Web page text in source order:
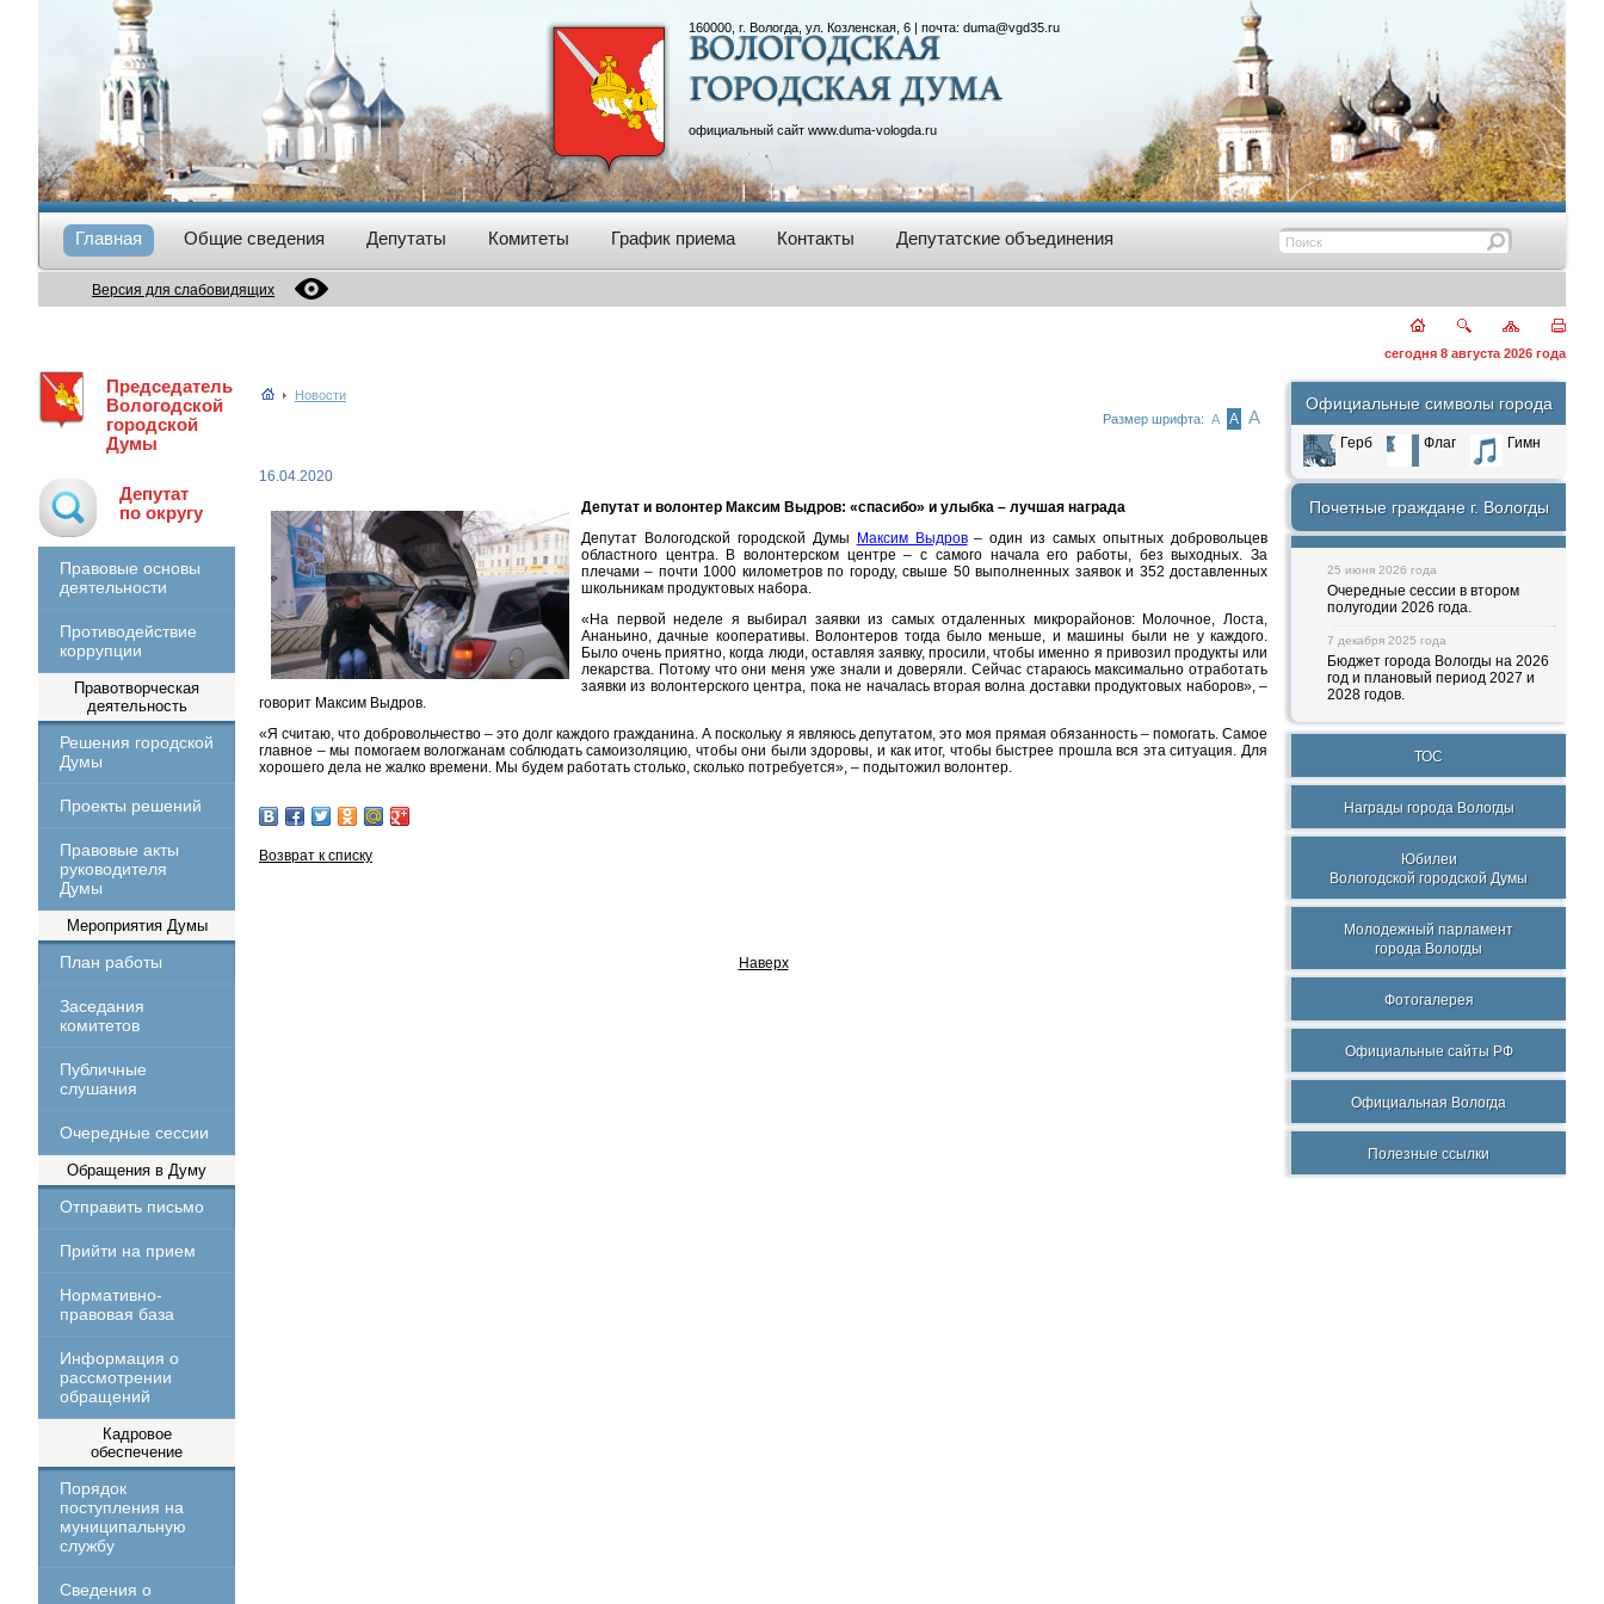
160000, г. Вологда, ул. Козленская, 6 | почта: duma@vgd35.ru
официальный сайт www.duma-vologda.ru
Главная Общие сведения Депутаты Комитеты График приема Контакты Депутатские объединения
Версия для слабовидящих
сегодня 8 августа 2026 года
Председатель
Вологодской
городской
Думы
Депутат
по округу
Правовые основы
деятельности
Противодействие
коррупции
Правотворческая
деятельность
Решения городской
Думы
Проекты решений
Правовые акты
руководителя
Думы
Мероприятия Думы
План работы
Заседания
комитетов
Публичные
слушания
Очередные сессии
Обращения в Думу
Отправить письмо
Прийти на прием
Нормативно-
правовая база
Информация о
рассмотрении
обращений
Кадровое
обеспечение
Порядок
поступления на
муниципальную
службу
Сведения о
Новости
Размер шрифта: А А А
16.04.2020
Депутат и волонтер Максим Выдров: «спасибо» и улыбка – лучшая награда
Депутат Вологодской городской Думы
Максим Выдров– один из самых опытных добровольцев
областного центра. В волонтерском центре – с самого начала его работы, без выходных. За
плечами – почти 1000 километров по городу, свыше 50 выполненных заявок и 352 доставленных
школьникам продуктовых набора.
«На первой неделе я выбирал заявки из самых отдаленных микрорайонов: Молочное, Лоста,
Ананьино, дачные кооперативы. Волонтеров тогда было меньше, и машины были не у каждого.
Было очень приятно, когда люди, оставляя заявку, просили, чтобы именно я привозил продукты или
лекарства. Потому что они меня уже знали и доверяли. Сейчас стараюсь максимально отработать
заявки из волонтерского центра, пока не началась вторая волна доставки продуктовых наборов», –
говорит Максим Выдров.
«Я считаю, что добровольчество – это долг каждого гражданина. А поскольку я являюсь депутатом, это моя прямая обязанность – помогать. Самое
главное – мы помогаем вологжанам соблюдать самоизоляцию, чтобы они были здоровы, и как итог, чтобы быстрее прошла вся эта ситуация. Для
хорошего дела не жалко времени. Мы будем работать столько, сколько потребуется», – подытожил волонтер.
Возврат к списку
Наверх
Официальные символы города
Герб Флаг Гимн
Почетные граждане г. Вологды
25 июня 2026 года
Очередные сессии в втором
полугодии 2026 года.
7 декабря 2025 года
Бюджет города Вологды на 2026
год и плановый период 2027 и
2028 годов.
ТОС
Награды города Вологды
Юбилеи
Вологодской городской Думы
Молодежный парламент
города Вологды
Фотогалерея
Официальные сайты РФ
Официальная Вологда
Полезные ссылки